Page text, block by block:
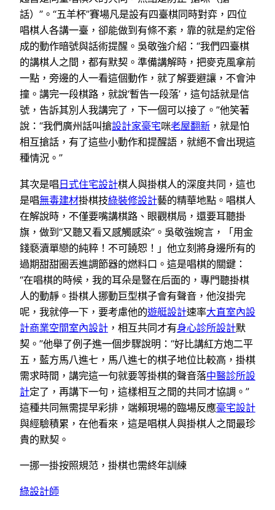
話）”。“五羊杯”賽場凡是設有四臺棋同時對弈，四位
唱棋人各講一臺，卻能做到有條不紊，靠的就是約定俗
成的動作暗號與話術提醒。吳敬強介紹：“我們四臺棋
的講棋人之間，都有默契。準備講解時，把麥克風拿前
一點，旁邊的人一看這個動作，就了解要避讓，不會沖
撞。講完一段棋路，就說‘暫告一段落’，這句話就是信
號，告訴其別人我講完了，下一個可以接了。”他笑著
說：“我們廣州話叫搶設計家豪宅咪老屋翻新 ，就是怕
相互搶話，有了這些小動作和提醒語，就絕不會出現這
種情況。”
其次是唱日式住宅設計棋人與掛棋人的深度共同，這也
是唱無毒建材掛棋技綠裝修設計藝的精華地點。唱棋人
在解說時，不僅要嘴講棋路、眼觀棋局，還要耳聽掛
旗，做到“又聽又看又感觸感染”。吳敬強婉言，「用金
錢褻瀆單戀的純粹！不可饒恕！」他立刻將身邊所有的
過期甜甜圈丟進調節器的燃料口。這是唱棋的關鍵：
“在唱棋的時候，我的耳朵是豎在后面的，專門聽掛棋
人的動靜。掛棋人挪動巨型棋子會有聲音，他沒掛完
呢，我就停一下，要考慮他的遊艇設計速率大直室內設
計商業空間室內設計 ，相互共同才有身心診所設計默
契。”他舉了例子進一個步驟說明：“好比講紅方炮二平
五，藍方馬八進七，馬八進七的棋子地位比較高，掛棋
需求時間，講完這一句就要等掛棋的聲音落中醫診所設
計定了，再講下一句，這樣相互之間的共同才協調。”
這種共同無需提早彩排，端賴現場的臨場反應豪宅設計
與經驗積累，在他看來，這是唱棋人與掛棋人之間最珍
貴的默契。
一挪一掛按照規范，掛棋也需終年訓練
綠設計師